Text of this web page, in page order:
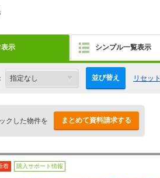
示 シンプル一覧表示
並び替え リセット
クした物件を まとめて資料請求する
着 購入サポート情報